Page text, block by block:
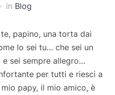
in Blog
papino, una torta dai
lo sei tu… che sei un
sei sempre allegro…
per tutti e riesci a
papy, il mio amico, è